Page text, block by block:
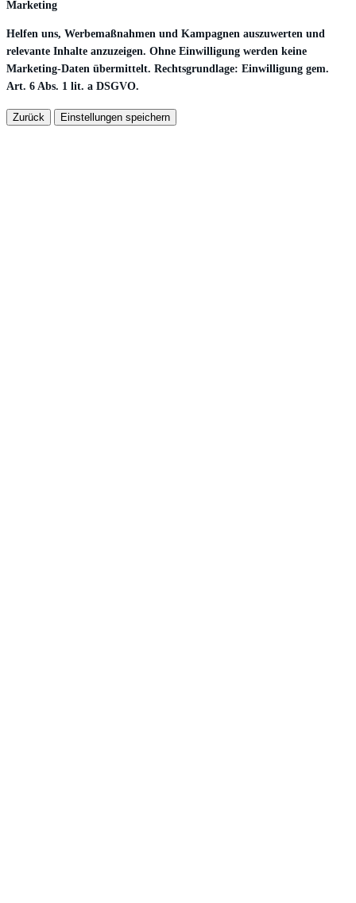
Marketing
Helfen uns, Werbemaßnahmen und Kampagnen auszuwerten und
relevante Inhalte anzuzeigen. Ohne Einwilligung werden keine
Marketing-Daten übermittelt. Rechtsgrundlage: Einwilligung gem.
Art. 6 Abs. 1 lit. a DSGVO.
Zurück Einstellungen speichern